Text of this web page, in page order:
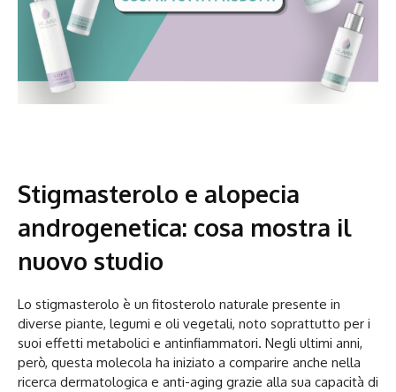
Stigmasterolo e alopecia
androgenetica: cosa mostra il
nuovo studio
Lo stigmasterolo è un fitosterolo naturale presente in
diverse piante, legumi e oli vegetali, noto soprattutto per i
suoi effetti metabolici e antinfiammatori. Negli ultimi anni,
però, questa molecola ha iniziato a comparire anche nella
ricerca dermatologica e anti-aging grazie alla sua capacità di